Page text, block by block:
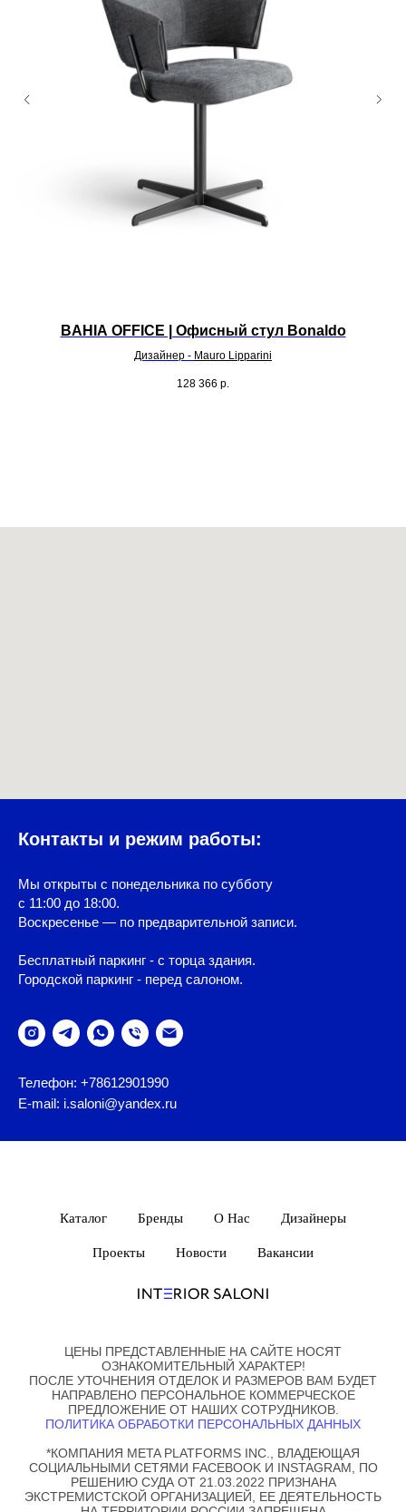
BAHIA OFFICЕ | Офисный стул Bonaldo
Дизайнер - Mauro Lipparini
128 366 р.
Контакты и режим работы:
Мы открыты с понедельника по субботу
с 11:00 до 18:00.
Воскресенье — по предварительной записи.
Бесплатный паркинг - с торца здания.
Городской паркинг - перед салоном.
Телефон: +78612901990
E-mail: i.saloni@yandex.ru
Каталог Бренды О Нас Дизайнеры
Проекты Новости Вакансии
ЦЕНЫ ПРЕДСТАВЛЕННЫЕ НА САЙТЕ НОСЯТ
ОЗНАКОМИТЕЛЬНЫЙ ХАРАКТЕР!
ПОСЛЕ УТОЧНЕНИЯ ОТДЕЛОК И РАЗМЕРОВ ВАМ БУДЕТ
НАПРАВЛЕНО ПЕРСОНАЛЬНОЕ КОММЕРЧЕСКОЕ
ПРЕДЛОЖЕНИЕ ОТ НАШИХ СОТРУДНИКОВ.
ПОЛИТИКА ОБРАБОТКИ ПЕРСОНАЛЬНЫХ ДАННЫХ
*КОМПАНИЯ META PLATFORMS INC., ВЛАДЕЮЩАЯ
СОЦИАЛЬНЫМИ СЕТЯМИ FACEBOOK И INSTAGRAM, ПО
РЕШЕНИЮ СУДА ОТ 21.03.2022 ПРИЗНАНА
ЭКСТРЕМИСТСКОЙ ОРГАНИЗАЦИЕЙ, ЕЕ ДЕЯТЕЛЬНОСТЬ